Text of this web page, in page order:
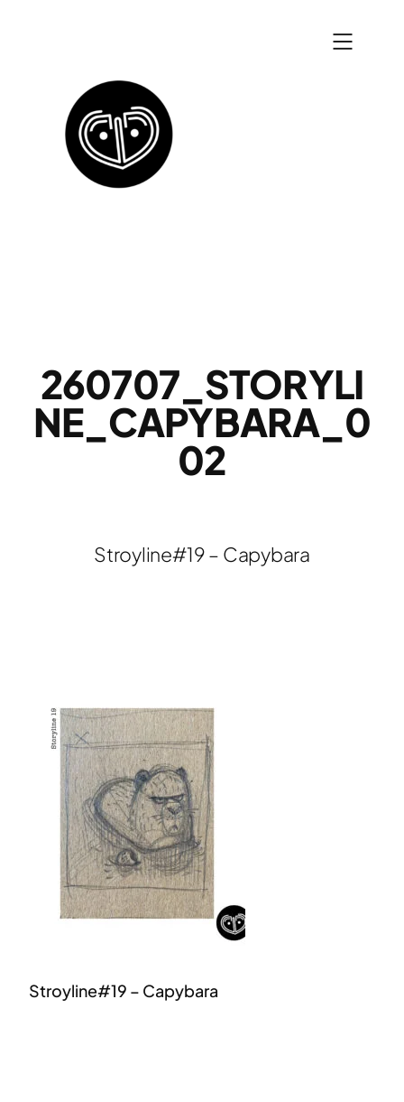
260707_STORYLI
NE_CAPYBARA_0
02
Stroyline#19 – Capybara
Stroyline#19 – Capybara